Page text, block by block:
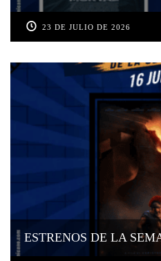
23 DE JULIO DE 2026
ESTRENOS DE LA